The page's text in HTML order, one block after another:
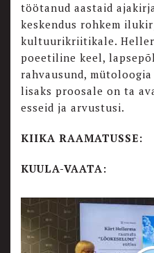
töötanud aastaid
keskendus rohkem
kultuurikriitikale.
poeetiline keel,
rahvausund,
lisaks proosale on ta
esseid ja arvustusi.
KIIKA RAAMATUSSE:
KUULA-VAATA: